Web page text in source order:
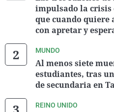
impulsado la crisis
que cuando quiere
con apretar y
MUNDO
Al menos siete
estudiantes, tras
de secundaria en
REINO UNIDO